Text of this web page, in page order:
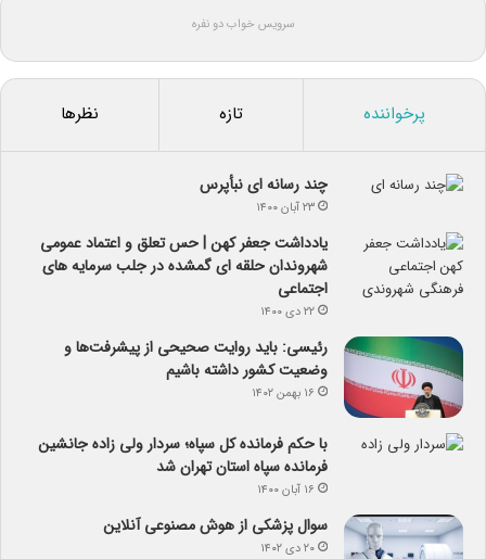
سرویس خواب دو نفره
پرخواننده تازه نظرها
چند رسانه ای نبأپرس
۲۳ آبان ۱۴۰۰
یادداشت جعفر کهن | حس تعلق و اعتماد عمومی
شهروندان حلقه ای گمشده در جلب سرمایه های
اجتماعی
۲۲ دی ۱۴۰۰
رئیسی: باید روایت صحیحی از پیشرفت‌ها و
وضعیت کشور داشته باشیم
۱۶ بهمن ۱۴۰۲
با حکم فرمانده کل سپاه؛ سردار ولی زاده جانشین
فرمانده سپاه استان تهران شد
۱۶ آبان ۱۴۰۰
سوال پزشکی از هوش مصنوعی آنلاین
۲۰ دی ۱۴۰۲